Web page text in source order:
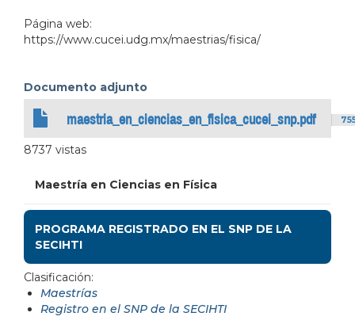
Página web:
https://www.cucei.udg.mx/maestrias/fisica/
Documento adjunto
maestria_en_ciencias_en_fisica_cucei_snp.pdf
8737 vistas
Maestría en Ciencias en Física
PROGRAMA REGISTRADO EN EL SNP DE LA
SECIHTI
Clasificación:
Maestrías
Registro en el SNP de la SECIHTI